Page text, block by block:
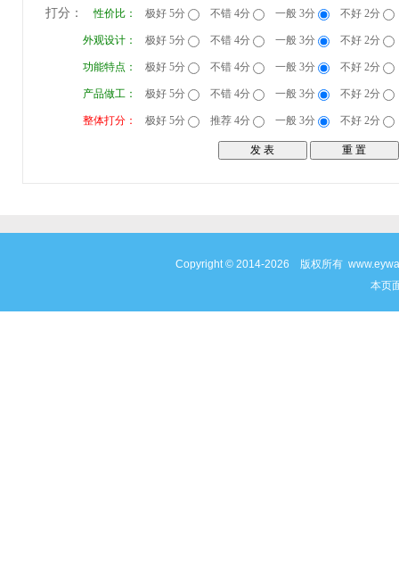
打分： 性价比： 极好 5分 不错 4分 一般 3分 不好 2分
外观设计： 极好 5分 不错 4分 一般 3分 不好 2分
功能特点： 极好 5分 不错 4分 一般 3分 不好 2分
产品做工： 极好 5分 不错 4分 一般 3分 不好 2分
整体打分： 极好 5分 推荐 4分 一般 3分 不好 2分
Copyright © 2014-2026 版权所有
本页